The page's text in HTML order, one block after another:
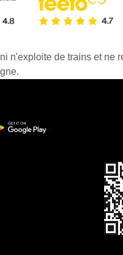
n'exploite de trains et ne